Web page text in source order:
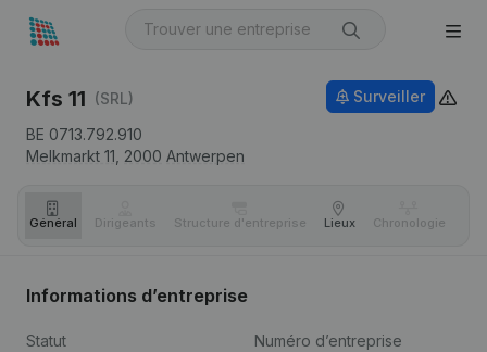
Kfs 11 (SRL)
BE 0713.792.910
Melkmarkt 11, 2000 Antwerpen
Surveiller
Général Dirigeants Structure d'entreprise Lieux Chronologie
Informations d’entreprise
Statut
Numéro d’entreprise